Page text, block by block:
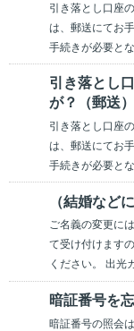
引き落とし口座
は、郵送にてお
手続きが必要と
引き落とし
が？（郵送）
引き落とし口座
は、郵送にてお
手続きが必要と
（結婚など
ご名義の変更に
て受け付けます
ください。 出光
暗証番号を
暗証番号の照会